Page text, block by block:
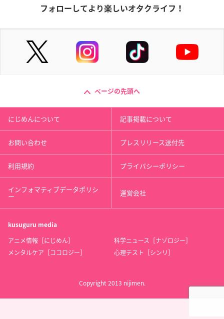
フォローしてより楽しいオタクライフ！
ページの先頭へ
にじめんについて 記事掲載について
お問い合わせ プレスリリース送付先
利用規約 プライバシーポリシー
インフォマティブデータポリシ
ー 運営会社
kusuguru media
アニメ情報［にじめん］
科学ニュース［ナゾロジー］
メンタルケア［ココロジー］
心理テスト［シンリ］
Copyright 2013 nijimen.